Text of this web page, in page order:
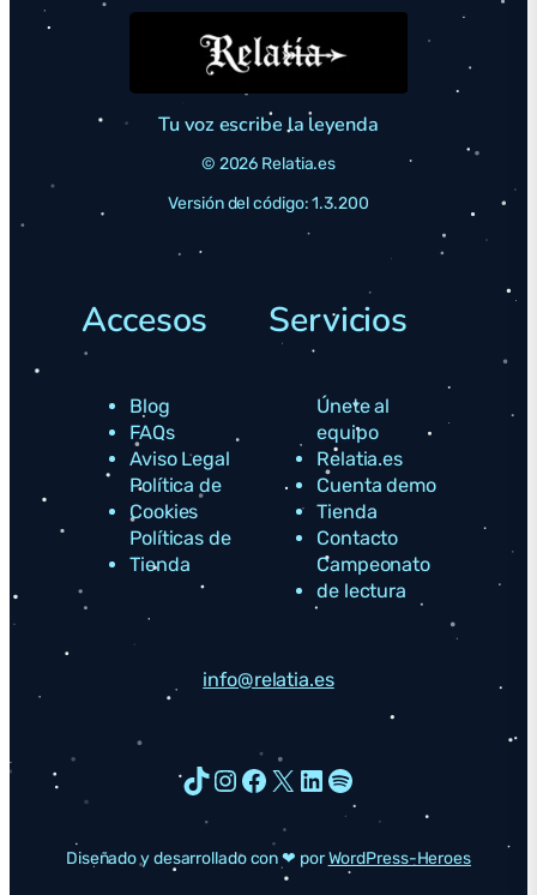
Tu voz escribe la leyenda
© 2026 Relatia.es
Versión del código: 1.3.200
Accesos
Blog
FAQs
Aviso Legal
Política de
Cookies
Políticas de
Tienda
Servicios
Únete al
equipo
Relatia.es
Cuenta demo
Tienda
Contacto
Campeonato
de lectura
info@relatia.es
TikTok Instagram Facebook X LinkedIn Spotify
Diseñado y desarrollado con ❤ porWordPress-Heroes